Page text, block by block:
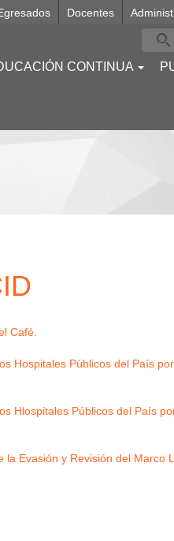
Docentes
CONTINUA
Café.
Hospitales Públicos del País
Hlospitales Públicos del País
la Evasión y Revisión del Marco